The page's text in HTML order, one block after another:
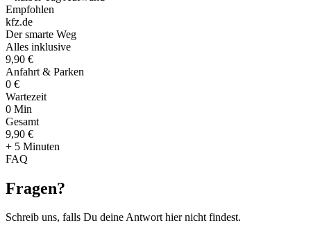
Empfohlen
kfz.de
Der smarte Weg
Alles inklusive
9,90 €
Anfahrt & Parken
0 €
Wartezeit
0 Min
Gesamt
9,90 €
+ 5 Minuten
FAQ
Fragen?
Schreib uns, falls Du deine Antwort hier nicht findest.